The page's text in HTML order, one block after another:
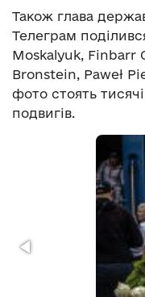
Також глава
Телеграм
Moskalyuk, Finbarr
Bronstein, Paweł
фото стоять
подвигів.